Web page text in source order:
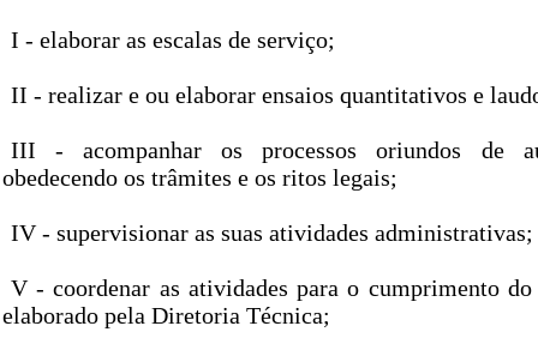
I - elaborar as escalas de serviço;
II - realizar e ou elaborar ensaios quantitativos e
III - acompanhar os processos oriundos de
obedecendo os trâmites e os ritos legais;
IV - supervisionar as suas atividades administrativas;
V - coordenar as atividades para o cumprimento
elaborado pela Diretoria Técnica;